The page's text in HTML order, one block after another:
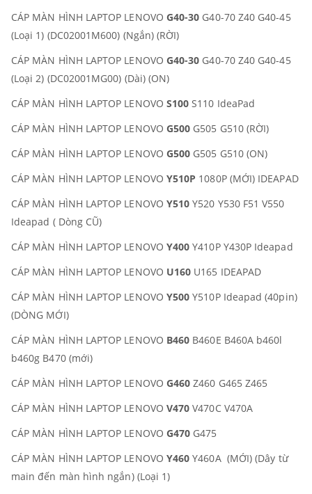
CÁP MÀN HÌNH LAPTOP LENOVO G40-30 G40-70 Z40 G40-45
(Loại 1) (DC02001M600) (Ngắn) (RỜI)
CÁP MÀN HÌNH LAPTOP LENOVO G40-30 G40-70 Z40 G40-45
(Loại 2) (DC02001MG00) (Dài) (ON)
CÁP MÀN HÌNH LAPTOP LENOVO S100 S110 IdeaPad
CÁP MÀN HÌNH LAPTOP LENOVO G500 G505 G510 (RỜI)
CÁP MÀN HÌNH LAPTOP LENOVO G500 G505 G510 (ON)
CÁP MÀN HÌNH LAPTOP LENOVO Y510P 1080P (MỚI) IDEAPAD
CÁP MÀN HÌNH LAPTOP LENOVO Y510 Y520 Y530 F51 V550
Ideapad ( Dòng CŨ)
CÁP MÀN HÌNH LAPTOP LENOVO Y400 Y410P Y430P Ideapad
CÁP MÀN HÌNH LAPTOP LENOVO U160 U165 IDEAPAD
CÁP MÀN HÌNH LAPTOP LENOVO Y500 Y510P Ideapad (40pin)
(DÒNG MỚI)
CÁP MÀN HÌNH LAPTOP LENOVO B460 B460E B460A b460l
b460g B470 (mới)
CÁP MÀN HÌNH LAPTOP LENOVO G460 Z460 G465 Z465
CÁP MÀN HÌNH LAPTOP LENOVO V470 V470C V470A
CÁP MÀN HÌNH LAPTOP LENOVO G470 G475
CÁP MÀN HÌNH LAPTOP LENOVO Y460 Y460A (MỚI) (Dây từ
main đến màn hình ngắn) (Loại 1)